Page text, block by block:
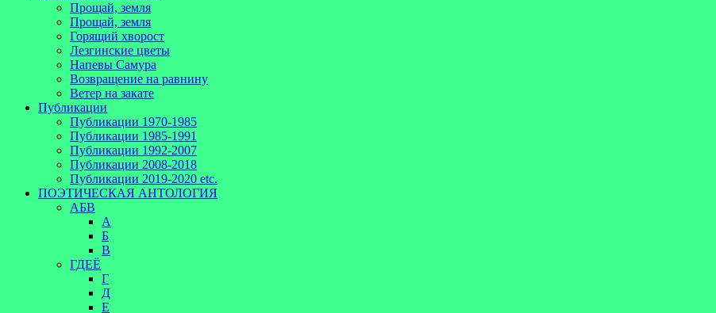
Прощай, земля
Прощай, земля
Горящий хворост
Лезгинские цветы
Напевы Самура
Возвращение на равнину
Ветер на закате
Публикации
Публикации 1970-1985
Публикации 1985-1991
Публикации 1992-2007
Публикации 2008-2018
Публикации 2019-2020 etc.
ПОЭТИЧЕСКАЯ АНТОЛОГИЯ
АБВ
А
Б
В
ГДЕЁ
Г
Д
Е